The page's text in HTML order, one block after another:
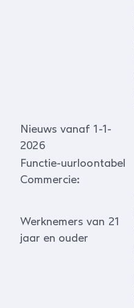
Nieuws vanaf 1-1-
2026
Functie-uurloontabel
Commercie:
Werknemers van 21
jaar en ouder